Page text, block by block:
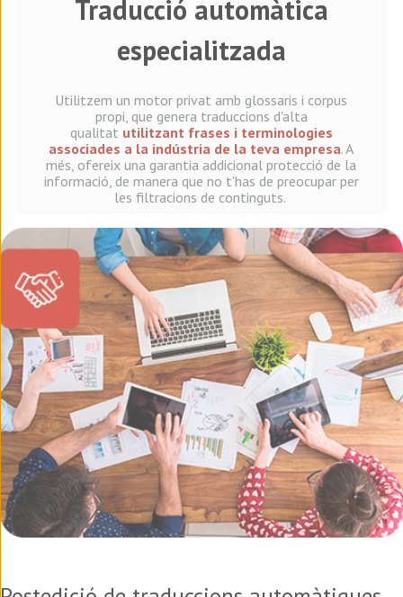
Traducció automàtica
especialitzada
Utilitzem un motor privat amb glossaris i corpus
propi, que genera traduccions d'alta
qualitat utilitzant frases i terminologies
associades a la indústria de la teva empresa. A
més, ofereix una garantia addicional protecció de la
informació, de manera que no t'has de preocupar per
les filtracions de continguts.